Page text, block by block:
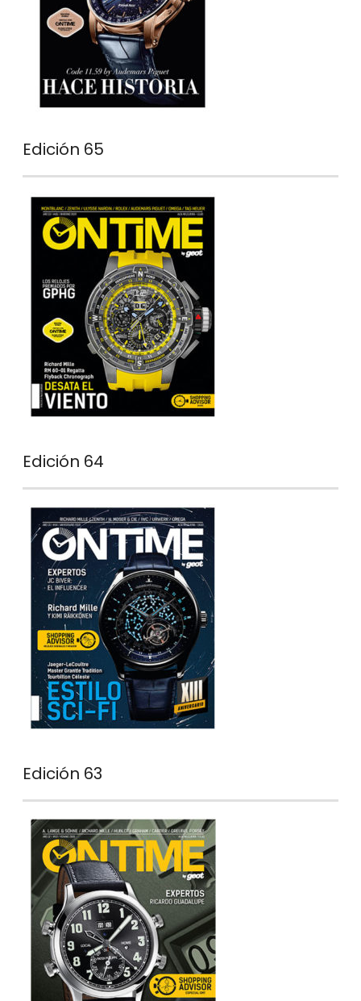
Edición 65
Edición 64
Edición 63